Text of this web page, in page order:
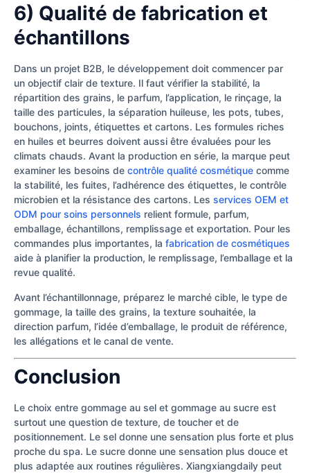
6) Qualité de fabrication et
échantillons
Dans un projet B2B, le développement doit commencer par
un objectif clair de texture. Il faut vérifier la stabilité, la
répartition des grains, le parfum, l’application, le rinçage, la
taille des particules, la séparation huileuse, les pots, tubes,
bouchons, joints, étiquettes et cartons. Les formules riches
en huiles et beurres doivent aussi être évaluées pour les
climats chauds. Avant la production en série, la marque peut
examiner les besoins de contrôle qualité cosmétique comme
la stabilité, les fuites, l’adhérence des étiquettes, le contrôle
microbien et la résistance des cartons. Les services OEM et
ODM pour soins personnels relient formule, parfum,
emballage, échantillons, remplissage et exportation. Pour les
commandes plus importantes, la fabrication de cosmétiques
aide à planifier la production, le remplissage, l’emballage et la
revue qualité.
Avant l’échantillonnage, préparez le marché cible, le type de
gommage, la taille des grains, la texture souhaitée, la
direction parfum, l’idée d’emballage, le produit de référence,
les allégations et le canal de vente.
Conclusion
Le choix entre gommage au sel et gommage au sucre est
surtout une question de texture, de toucher et de
positionnement. Le sel donne une sensation plus forte et plus
proche du spa. Le sucre donne une sensation plus douce et
plus adaptée aux routines régulières. Xiangxiangdaily peut